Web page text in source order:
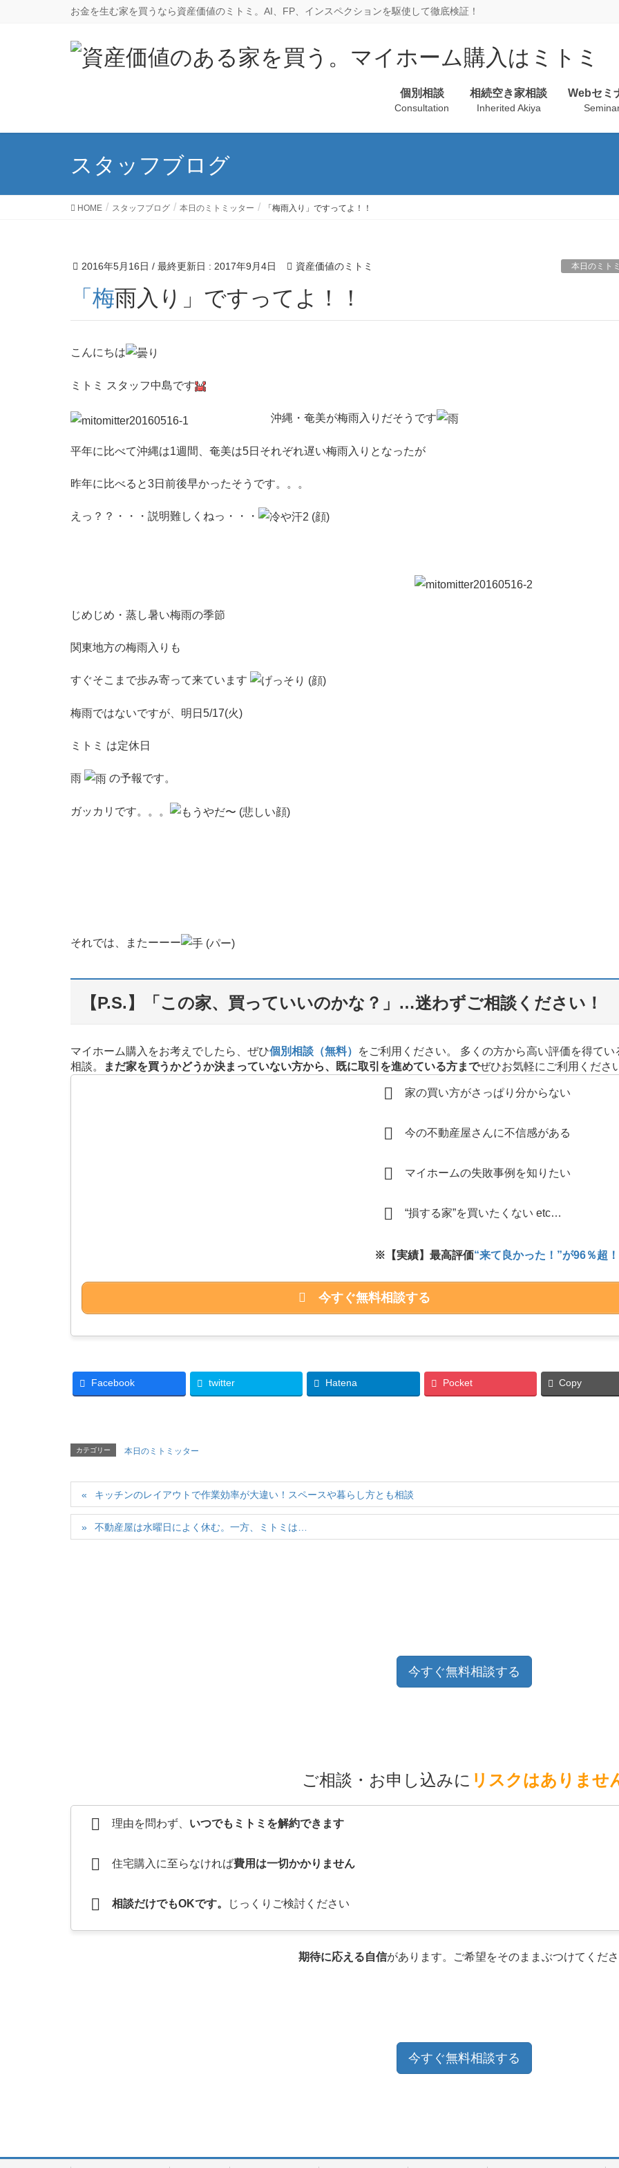
お金を生む家を買うなら資産価値のミトミ。AI、FP、インスペクションを駆使して徹底検証！
個別相談
Consultation
相続空き家相談
Inherited Akiya
Webセミ
スタッフブログ
HOME スタッフブログ 本日のミトミッター 「梅雨入り」ですってよ！！
2016年5月16日 / 最終更新日 : 2017年9月4日 資産価値のミトミ 本日のミト
「梅雨入り」ですってよ！！
こんにちは
ミトミ スタッフ中島です
沖縄・奄美が梅雨入りだそうです
平年に比べて沖縄は1週間、奄美は5日それぞれ遅い梅雨入りとなったが
昨年に比べると3日前後早かったそうです。。。
えっ？？・・・説明難しくねっ・・・
じめじめ・蒸し暑い梅雨の季節
関東地方の梅雨入りも
すぐそこまで歩み寄って来ています
梅雨ではないですが、明日5/17(火)
ミトミ は定休日
雨 の予報です。
ガッカリです。。。
それでは、またーーー
【P.S.】「この家、買っていいのかな？」…迷わずご相談ください！
マイホーム購入をお考えでしたら、ぜひ個別相談（無料）
をご利用ください。 多くの方から高い評価を得てい
相談。
まだ家を買うかどうか決まっていない方から、既に取引を進めている方までぜひお気軽にご利用くださ
家の買い方がさっぱり分からない
今の不動産屋さんに不信感がある
マイホームの失敗事例を知りたい
“損する家”を買いたくない etc…
※【実績】最高評価“来て良かった！”が96％超！
今すぐ無料相談する
Facebook twitter Hatena Pocket Copy
カテゴリー 本日のミトミッター
キッチンのレイアウトで作業効率が大違い！スペースや暮らし方とも相談
不動産屋は水曜日によく休む。一方、ミトミは…
今すぐ無料相談する
ご相談・お申し込みに リスクはありませ
理由を問わず、 いつでもミトミを解約できます
住宅購入に至らなければ費用は一切かかりません
相談だけでもOKです。 じっくりご検討ください
期待に応える自信があります。ご希望をそのままぶつけてくだ
今すぐ無料相談する